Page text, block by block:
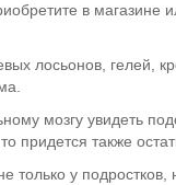
в магазине
лосьонов, гелей,
мозгу увидеть
придется также
только у подростков,